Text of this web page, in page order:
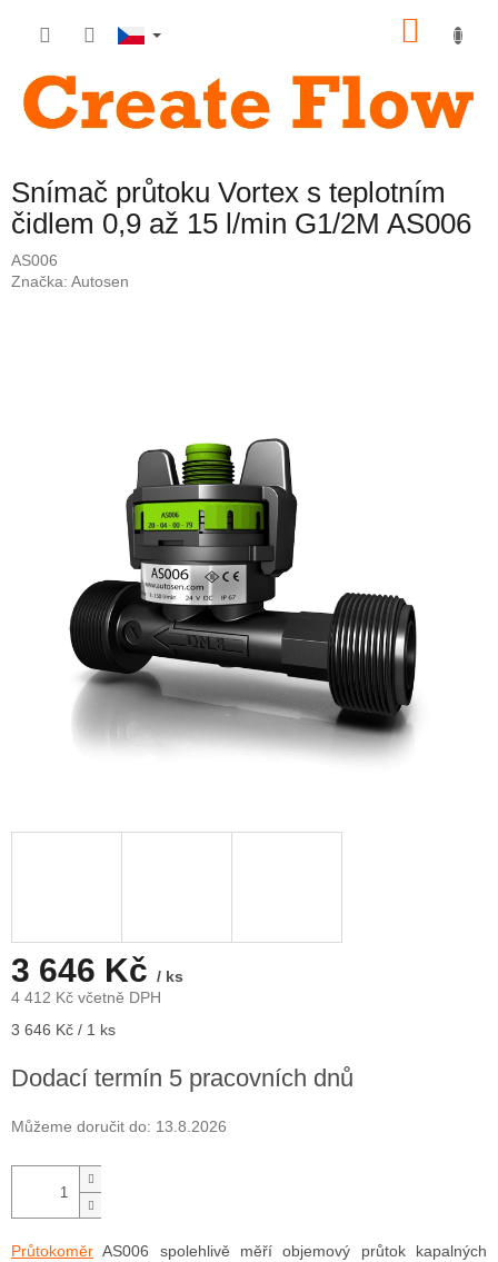
Snímač průtoku Vortex s teplotním
čidlem 0,9 až 15 l/min G1/2M AS006
AS006
Značka: Autosen
3 646 Kč / ks
4 412 Kč včetně DPH
Měrná
3 646 Kč / 1 ks
Dodací termín 5 pracovních dnů
Můžeme doručit do: 13.8.2026
Průtokoměr AS006 spolehlivě měří objemový průtok kapalných